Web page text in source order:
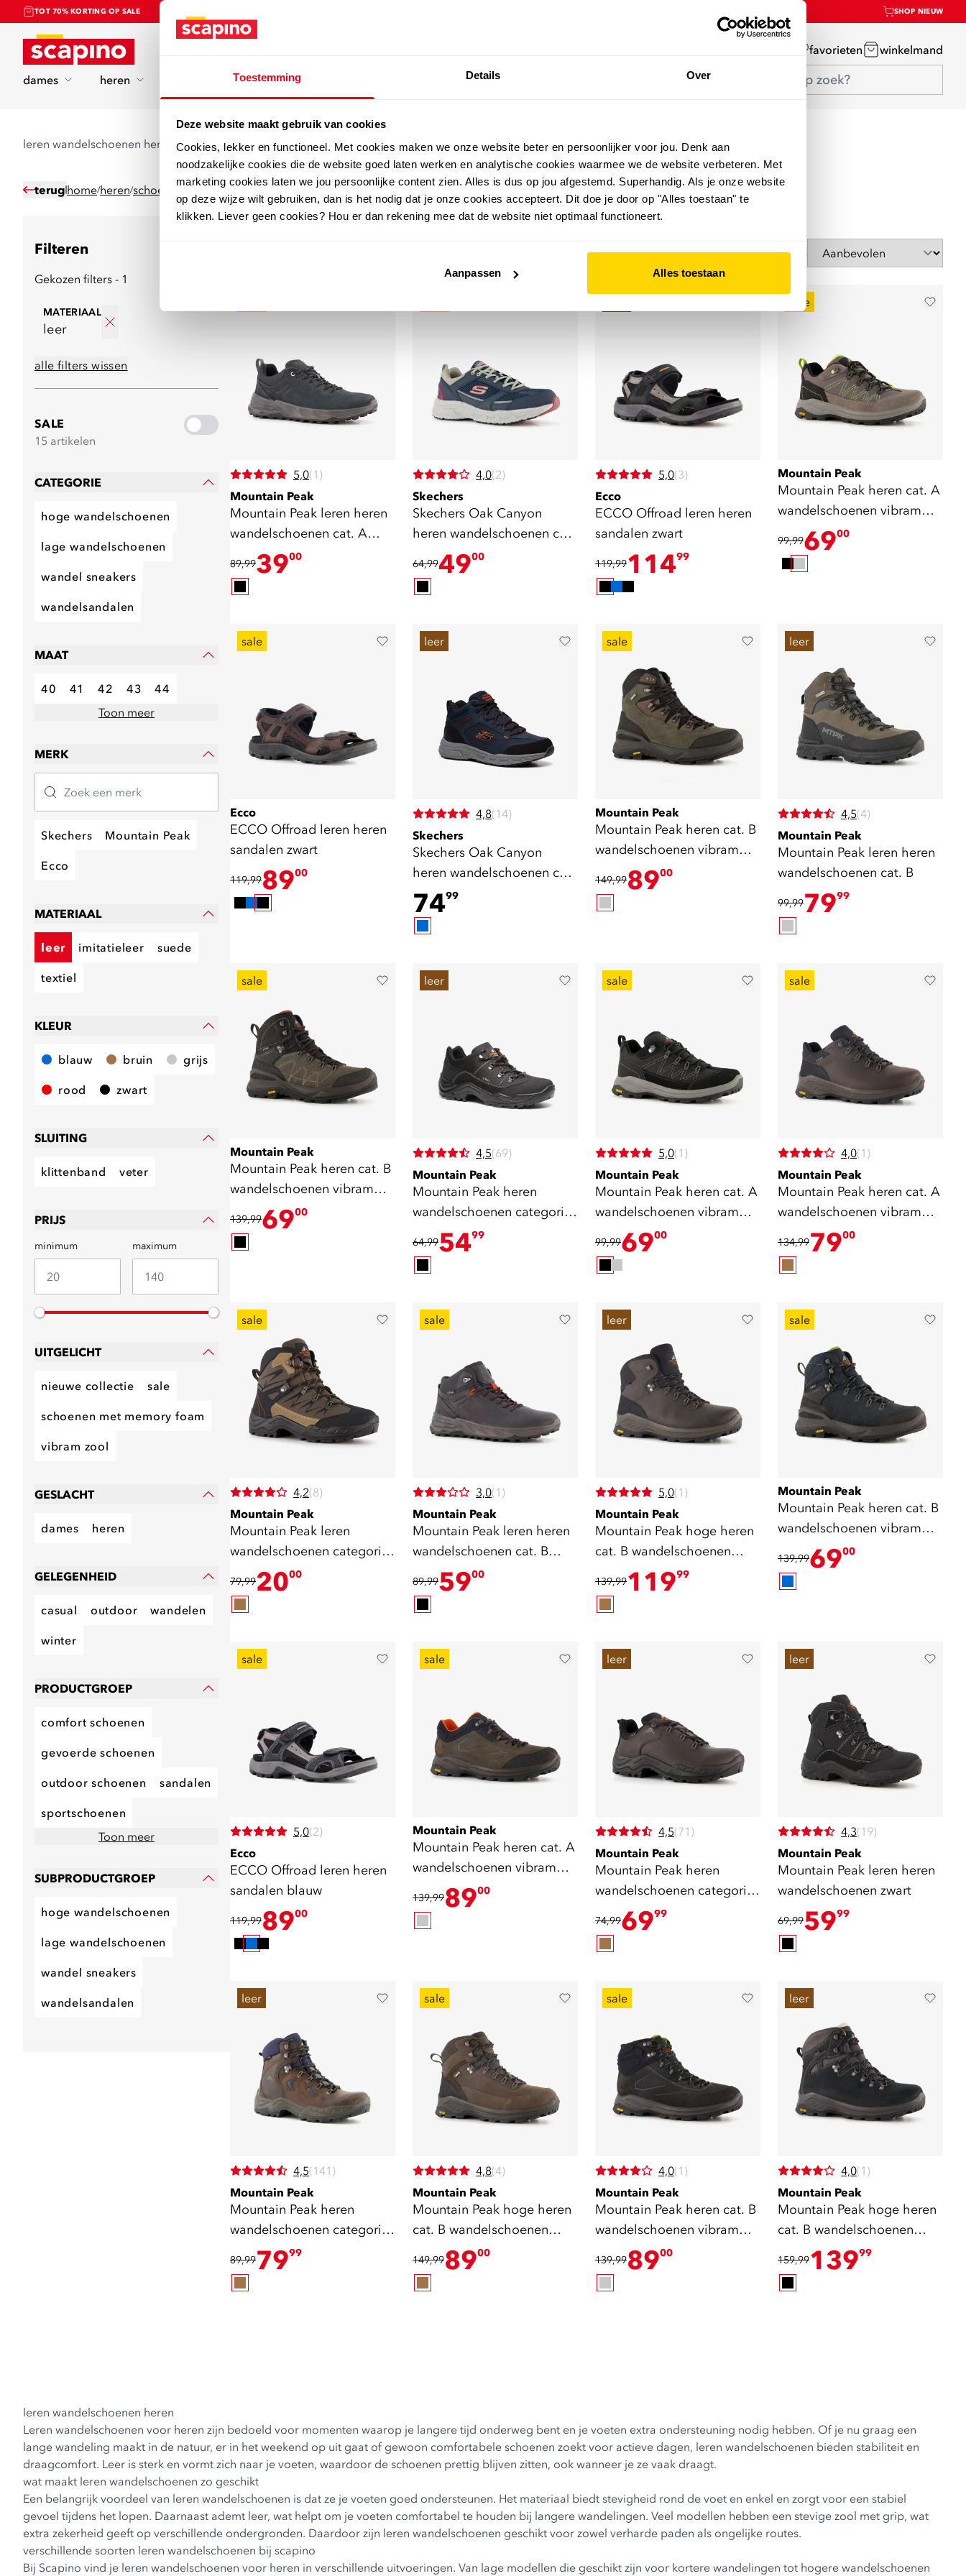
Toestemming Details Over
Deze website maakt gebruik van cookies
Cookies, lekker en functioneel. Met cookies maken we onze website beter en persoonlijker voor jou. Denk aan
noodzakelijke cookies die de website goed laten werken en analytische cookies waarmee we de website verbeteren. Met
marketing cookies laten we jou persoonlijke content zien. Alles is dus op jou afgestemd. Superhandig. Als je onze website
op deze wijze wilt gebruiken, dan is het nodig dat je onze cookies accepteert. Dit doe je door op "Alles toestaan" te
klikken. Liever geen cookies? Hou er dan rekening mee dat de website niet optimaal functioneert.
Aanpassen Alles toestaan
TOT 70% KORTING OP SALE SHOP NIEUW
Home favorieten winkelmand
dames heren sport merken
leren wandelschoenen heren
terug home/heren/schoenen wandelschoenen
Filteren
Gekozen filters - 1
MATERIAAL
leer
alle filters wissen
SALE
15 artikelen
CATEGORIE
hoge wandelschoenen
lage wandelschoenen
wandel sneakers
wandelsandalen
MAAT
40 41 42 43
44
Toon meer
MERK
Skechers Mountain Peak
Ecco
MATERIAAL
leer imitatieleer suede
textiel
KLEUR
blauw bruin grijs
rood zwart
SLUITING
klittenband veter
PRIJS
minimum maximum
UITGELICHT
nieuwe collectie sale
schoenen met memory foam
vibram zool
GESLACHT
dames heren
GELEGENHEID
casual outdoor wandelen
winter
PRODUCTGROEP
comfort schoenen
gevoerde schoenen
outdoor schoenen sandalen
sportschoenen
Toon meer
SUBPRODUCTGROEP
hoge wandelschoenen
lage wandelschoenen
wandel sneakers
wandelsandalen
Sorteer op
5,0(1)
Mountain Peak
Mountain Peak leren heren
wandelschoenen cat. A
zwart
89,993900
4,0(2)
Skechers
Skechers Oak Canyon
heren wandelschoenen cat.
A blauw
64,994900
5,0(3)
Ecco
ECCO Offroad leren heren
sandalen zwart
119,9911499
sale
Mountain Peak
Mountain Peak heren cat. A
wandelschoenen vibram
zool grijs
99,996900
sale
Ecco
ECCO Offroad leren heren
sandalen zwart
119,998900
leer
4,8(14)
Skechers
Skechers Oak Canyon
heren wandelschoenen cat.
A B
7499
sale
Mountain Peak
Mountain Peak heren cat. B
wandelschoenen vibram
zool bruin
149,998900
leer
4,5(4)
Mountain Peak
Mountain Peak leren heren
wandelschoenen cat. B
99,997999
sale
Mountain Peak
Mountain Peak heren cat. B
wandelschoenen vibram
zool zwart
139,996900
leer
4,5(69)
Mountain Peak
Mountain Peak heren
wandelschoenen categorie
64,995499
sale
5,0(1)
Mountain Peak
Mountain Peak heren cat. A
wandelschoenen vibram
zool zwart
99,996900
sale
4,0(1)
Mountain Peak
Mountain Peak heren cat. A
wandelschoenen vibram
134,997900
sale
4,2(8)
Mountain Peak
Mountain Peak leren
wandelschoenen categorie
79,992000
sale
3,0(1)
Mountain Peak
Mountain Peak leren heren
wandelschoenen cat. B
zwart
89,995900
leer
5,0(1)
Mountain Peak
Mountain Peak hoge heren
cat. B wandelschoenen
vibram zool bruin
139,9911999
sale
Mountain Peak
Mountain Peak heren cat. B
wandelschoenen vibram
zool blauw
139,996900
sale
5,0(2)
Ecco
ECCO Offroad leren heren
sandalen blauw
119,998900
sale
Mountain Peak
Mountain Peak heren cat. A
wandelschoenen vibram
139,998900
leer
4,5(71)
Mountain Peak
Mountain Peak heren
wandelschoenen categorie
74,996999
leer
4,3(19)
Mountain Peak
Mountain Peak leren heren
wandelschoenen zwart
69,995999
leer
4,5(141)
Mountain Peak
Mountain Peak heren
wandelschoenen categorie
89,997999
sale
4,8(4)
Mountain Peak
Mountain Peak hoge heren
cat. B wandelschoenen
vibram zool bruin
149,998900
sale
4,0(1)
Mountain Peak
Mountain Peak heren cat. B
wandelschoenen vibram
zool grijs
139,998900
leer
4,0(1)
Mountain Peak
Mountain Peak hoge heren
cat. B wandelschoenen
vibram zool
159,9913999
leren wandelschoenen heren
Leren wandelschoenen voor heren zijn bedoeld voor momenten waarop je langere tijd onderweg bent en je voeten extra ondersteuning nodig hebben. Of je nu graag een
lange wandeling maakt in de natuur, er in het weekend op uit gaat of gewoon comfortabele schoenen zoekt voor actieve dagen, leren wandelschoenen bieden stabiliteit en
draagcomfort. Leer is sterk en vormt zich naar je voeten, waardoor de schoenen prettig blijven zitten, ook wanneer je ze vaak draagt.
wat maakt leren wandelschoenen zo geschikt
Een belangrijk voordeel van leren wandelschoenen is dat ze je voeten goed ondersteunen. Het materiaal biedt stevigheid rond de voet en enkel en zorgt voor een stabiel
gevoel tijdens het lopen. Daarnaast ademt leer, wat helpt om je voeten comfortabel te houden bij langere wandelingen. Veel modellen hebben een stevige zool met grip, wat
extra zekerheid geeft op verschillende ondergronden. Daardoor zijn leren wandelschoenen geschikt voor zowel verharde paden als ongelijke routes.
verschillende soorten leren wandelschoenen bij scapino
Bij Scapino vind je leren wandelschoenen voor heren in verschillende uitvoeringen. Van lage modellen die geschikt zijn voor kortere wandelingen tot hogere wandelschoenen